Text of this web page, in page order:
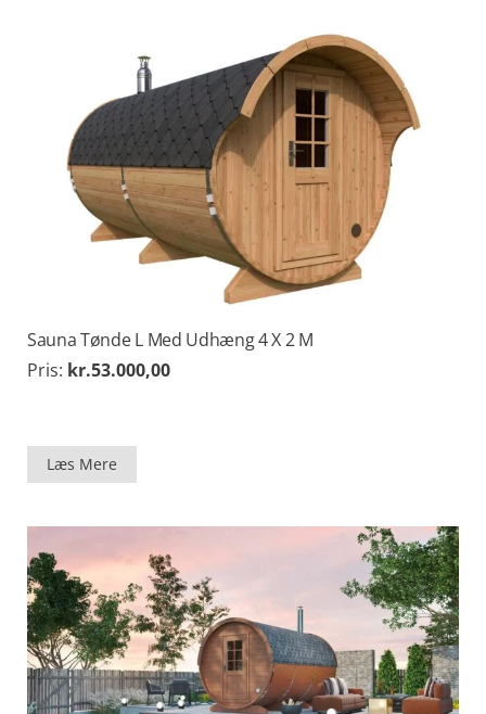
Sauna Tønde L Med Udhæng 4 X 2 M
Pris: kr.53.000,00
Læs Mere